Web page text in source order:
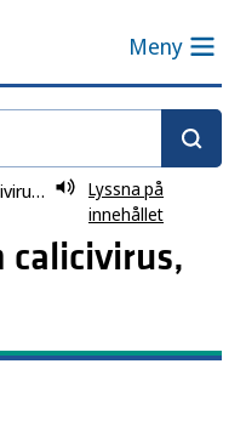
Meny
Veckorapport om calicivirus, vecka 1, 2026
Lyssna på
innehållet
calicivirus,